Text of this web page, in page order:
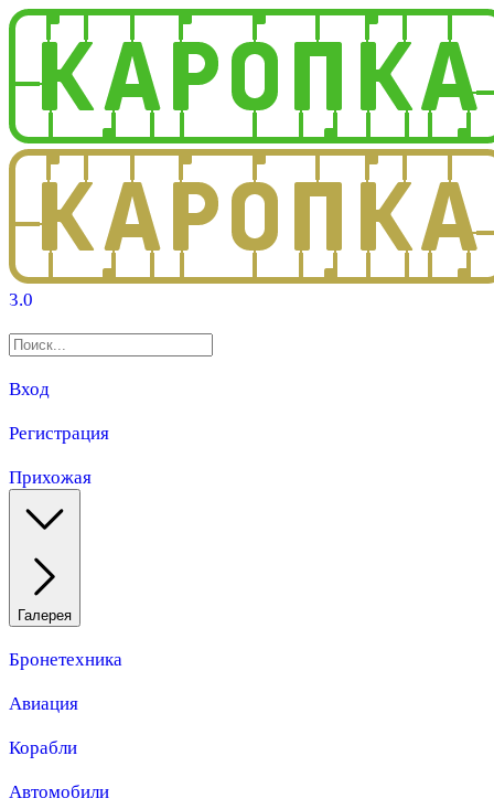
3.0
Вход
Регистрация
Прихожая
Галерея
Бронетехника
Авиация
Корабли
Автомобили